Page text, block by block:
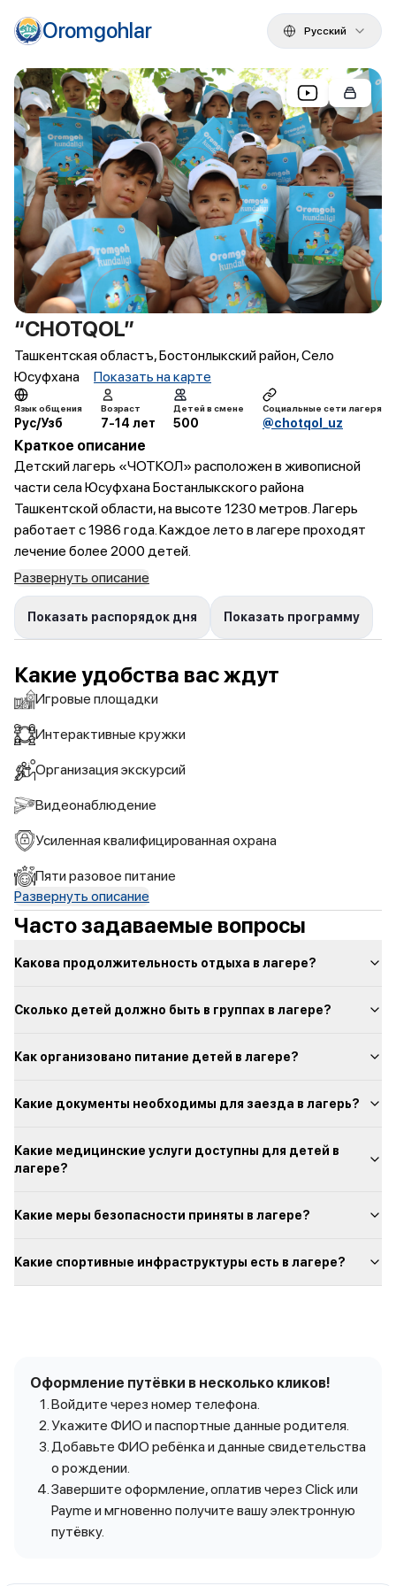
Oromgohlar Русский
“CHOTQOL”
Ташкентская областъ, Бостонлыкский район, Село
Юсуфхана
Показать на карте
Язык общения
Рус/Узб
Возраст
7-14 лет
Детей в смене
500
Социальные сети лагеря
@chotqol_uz
Краткое описание
Детский лагерь «ЧОТКОЛ» расположен в живописной
части села Юсуфхана Бостанлыкского района
Ташкентской области, на высоте 1230 метров. Лагерь
работает с 1986 года. Каждое лето в лагере проходят
лечение более 2000 детей.
Развернуть описание
Показать распорядок дня Показать программу
Какие удобства вас ждут
Игровые площадки
Интерактивные кружки
Организация экскурсий
Видеонаблюдение
Усиленная квалифицированная охрана
Пяти разовое питание
Развернуть описание
Часто задаваемые вопросы
Какова продолжительность отдыха в лагере?
Сколько детей должно быть в группах в лагере?
Как организовано питание детей в лагере?
Какие документы необходимы для заезда в лагерь?
Какие медицинские услуги доступны для детей в
лагере?
Какие меры безопасности приняты в лагере?
Какие спортивные инфраструктуры есть в лагере?
Оформление путёвки в несколько кликов!
Войдите через номер телефона.
Укажите ФИО и паспортные данные родителя.
Добавьте ФИО ребёнка и данные свидетельства
о рождении.
Завершите оформление, оплатив через Click или
Payme и мгновенно получите вашу электронную
путёвку.